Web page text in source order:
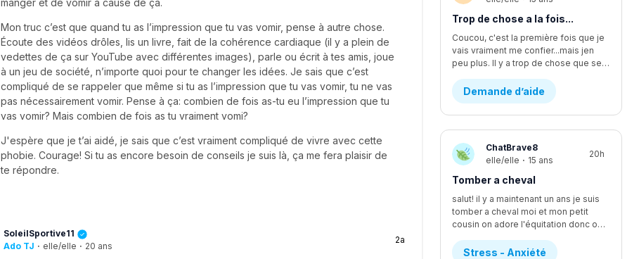
manger et de vomir à cause de ça.
Mon truc c’est que quand tu as l’impression que tu vas vomir, pense à autre chose.
Écoute des vidéos drôles, lis un livre, fait de la cohérence cardiaque (il y a plein de
vedettes de ça sur YouTube avec différentes images), parle ou écrit à tes amis, joue
à un jeu de société, n’importe quoi pour te changer les idées. Je sais que c’est
compliqué de se rappeler que même si tu as l’impression que tu vas vomir, tu ne vas
pas nécessairement vomir. Pense à ça: combien de fois as-tu eu l’impression que tu
vas vomir? Mais combien de fois as tu vraiment vomi?
J'espère que je t’ai aidé, je sais que c’est vraiment compliqué de vivre avec cette
phobie. Courage! Si tu as encore besoin de conseils je suis là, ça me fera plaisir de
te répondre.
SoleilSportive11
Ado TJ · elle/elle · 20 ans
2a
Trop de chose a la fois...
Coucou, c'est la première fois que je
vais vraiment me confier...mais jen
peu plus. Il y a trop de chose que se passe en même temps...en se moment, je suis en procès contre un pédophile... j'étais supposer aller lire une lettre devant la cour il y a deux semaines environ, mais ça été reporter au dans deux mois. Encore. Ça fsit 2 ans que c'est reporter chaque fois. Moi jetais enfin prête a passer par dessus...mais c'est encore loin d'être fini et ça va juste me stresser encore plus. J'ai aussi été victims d'un viol d'un ami proche. Ça aussi sa failli partir en procès et c'était stressant parce que j'avais plein dappel par rapport a sa de pleins de personnes. Ma mère m'explicais pas bien les nouvelles par rapport a sa, se qui me faisait croire pleins d'affaires qui était fausse. Sinon, je change d'école cette année, pour mon secondaire 4. Je vais dans une école ou je ne suis pas vraiment apprecier, sans trop savoir pourquoi...je vais perdre tout mes amis et de sec 1 à sec 3 sa été les seuls années dans une seule école de tout ma vie. Lintidimation reviens de plus en plus...J'ai l'impression de redevenir comme avant...celle qui ce noyait dans le négatif a toute situation. J'ai vraiment changer aujourd'hui, sauf que j'ai trop l'impression de redevenir celle que j'étais...J'ai recommencer a me scarifier, alors que sa fais au moins des mois et des mois que je ne lavais pas fait....je ne sais plus du tout quoi faire...merci de m'avoir lu, c'est très apprecier 🤍
Demande d’aide
ChatBrave8
elle/elle · 15 ans
20h
Tomber a cheval
salut! il y a maintenant un ans je suis
tomber a cheval moi et mon petit
cousin on adore l'équitation donc on a fait un quand de jour d'équitation et c'était vraiment le fun j'avait un cheval que je m'étai vraiment beaucoup attacher mais se cheval avien comme réputation de faire tomber les personne mais je l'avait déjà monte lundi et tout ce bien passer et j'ai réussi a pas tomber lundi que mon cheval ( jessie) a essaie de le faire et je réussi a le contrôler donc j'ai demander a la prof si je pouvais la monter et elle a accepter mais le mercredi de la semaine je tomber depuis que je suis toute petite J'ADORAIS LES CHEVEUX mais quand je suis tomber je n'arrivait plus a respire pendent au moins une bonne grosse minute j'ai eu un étirement du loberais dans le dos ou un truc comme ca au début je n'arrivais vraiment pas a me lever les monitrice mon dit de me mettre sur le coter et de prendre le temps pour me relever j'ai eu un rendez-vous chez le chiro et elle ma dit que je pouvez pas remonter avent 2 jour si sa me faisait plus mal mais je ne suis pas remonter mais je voulais voir si Jessie était correct donc je suis aller mais je n'ai pas monter Mais la sa fais un ans et je sais pas il a une parti de moi qui veut vraiment remonter mais l'autre a vraiment peur et sa me STRESS ENORMEMENT donc si vous avais de conseille je suis preneusedesoler pour le faute d'ortoragphe et ja pas tout dit le detaille mais les plus importent
Stress - Anxiété